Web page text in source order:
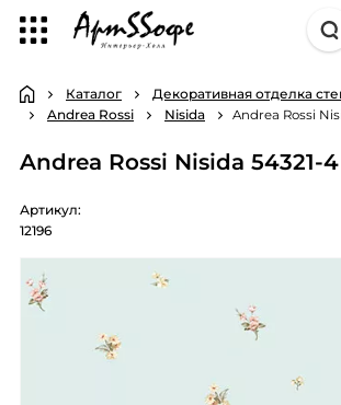
Каталог Декоративная отделка
Andrea Rossi
Nisida Andrea Rossi
Andrea Rossi Nisida 54321-4
Артикул:
12196